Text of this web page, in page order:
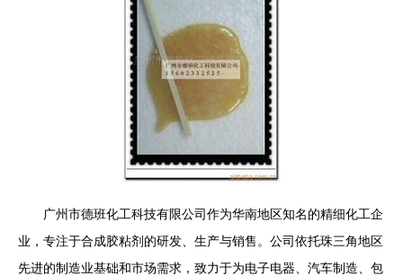
广州市德班化工科技有限公司作为华南地区知名的精细化工企
业，专注于合成胶粘剂的研发、生产与销售。公司依托珠三角地区
先进的制造业基础和市场需求，致力于为电子电器、汽车制造、包